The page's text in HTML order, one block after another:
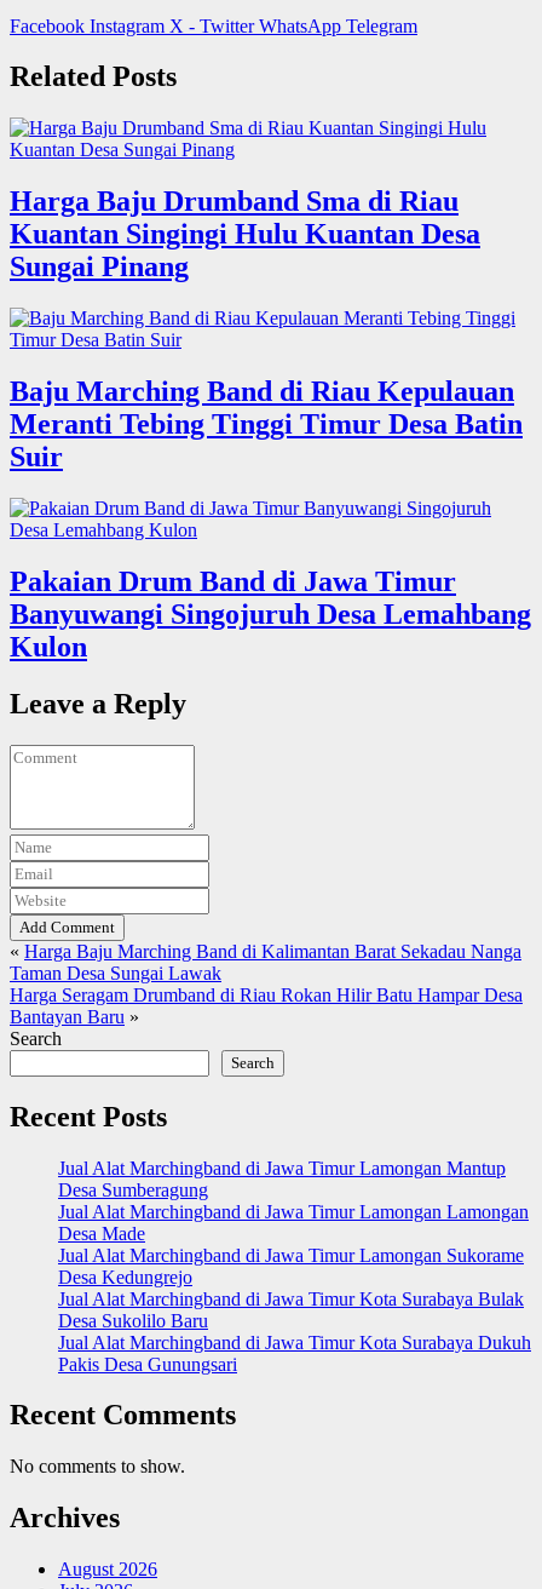
Facebook Instagram X - Twitter WhatsApp Telegram
Related Posts
Harga Baju Drumband Sma di Riau
Kuantan Singingi Hulu Kuantan Desa
Sungai Pinang
Baju Marching Band di Riau Kepulauan
Meranti Tebing Tinggi Timur Desa Batin
Suir
Pakaian Drum Band di Jawa Timur
Banyuwangi Singojuruh Desa Lemahbang
Kulon
Leave a Reply
Add Comment
« Harga Baju Marching Band di Kalimantan Barat Sekadau Nanga
Taman Desa Sungai Lawak
Harga Seragam Drumband di Riau Rokan Hilir Batu Hampar Desa
Bantayan Baru »
Search
Search
Recent Posts
Jual Alat Marchingband di Jawa Timur Lamongan Mantup
Desa Sumberagung
Jual Alat Marchingband di Jawa Timur Lamongan Lamongan
Desa Made
Jual Alat Marchingband di Jawa Timur Lamongan Sukorame
Desa Kedungrejo
Jual Alat Marchingband di Jawa Timur Kota Surabaya Bulak
Desa Sukolilo Baru
Jual Alat Marchingband di Jawa Timur Kota Surabaya Dukuh
Pakis Desa Gunungsari
Recent Comments
No comments to show.
Archives
August 2026